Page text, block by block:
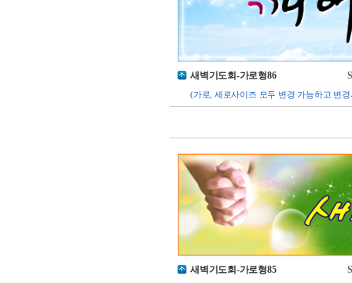
새벽기도회-가로형86
(가로, 세로사이즈 모두 변경 가능하고 변
새벽기도회-가로형85